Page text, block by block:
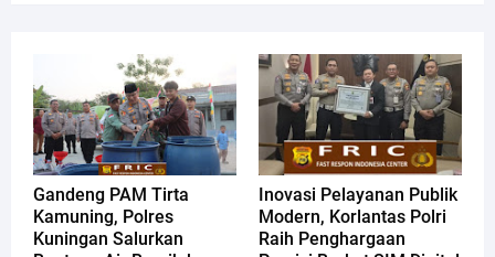
Gandeng PAM Tirta
Kamuning, Polres
Kuningan Salurkan
Inovasi Pelayanan Publik
Modern, Korlantas Polri
Raih Penghargaan